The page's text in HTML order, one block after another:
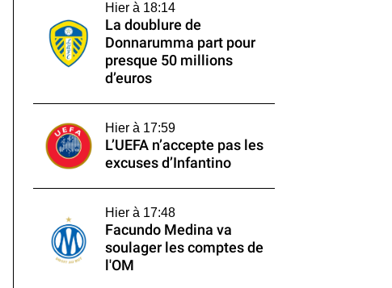
Hier à 18:14
La doublure de
Donnarumma part pour
presque 50 millions
d’euros
Hier à 17:59
L’UEFA n’accepte pas les
excuses d’Infantino
Hier à 17:48
Facundo Medina va
soulager les comptes de
l'OM